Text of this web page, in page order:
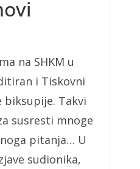
na SHKM u
i Tiskovni
biksupije. Takvi
susresti mnoge
pitanja… U
sudionika,